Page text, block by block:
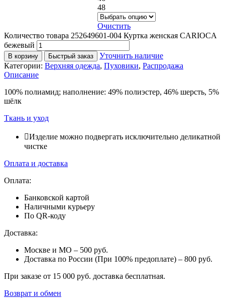
48
Очистить
Количество товара 252649601-004 Куртка женская CARIOCA
бежевый
В корзину Быстрый заказ
Уточнить наличие
Категории: Верхняя одежда, Пуховики, Распродажа
Описание
100% полиамид; наполнение: 49% полиэстер, 46% шерсть, 5%
шёлк
Ткань и уход
Изделие можно подвергать исключительно деликатной
чистке
Оплата и доставка
Оплата:
Банковской картой
Наличными курьеру
По QR-коду
Доставка:
Москве и МО – 500 руб.
Доставка по России (При 100% предоплате) – 800 руб.
При заказе от 15 000 руб. доставка бесплатная.
Возврат и обмен